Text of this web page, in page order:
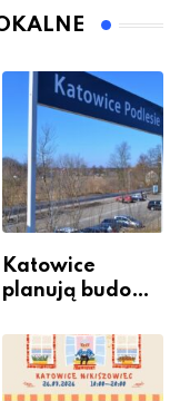
Katowice
planują budowę
przesiadkoweg
o w Podlesiu